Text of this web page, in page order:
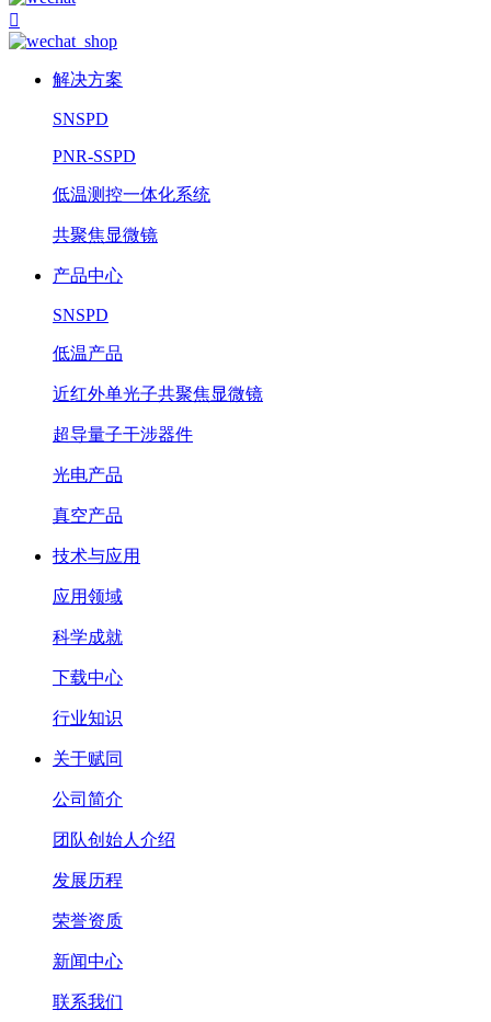

解决方案
SNSPD
PNR-SSPD
低温测控一体化系统
共聚焦显微镜
产品中心
SNSPD
低温产品
近红外单光子共聚焦显微镜
超导量子干涉器件
光电产品
真空产品
技术与应用
应用领域
科学成就
下载中心
行业知识
关于赋同
公司简介
团队创始人介绍
发展历程
荣誉资质
新闻中心
联系我们